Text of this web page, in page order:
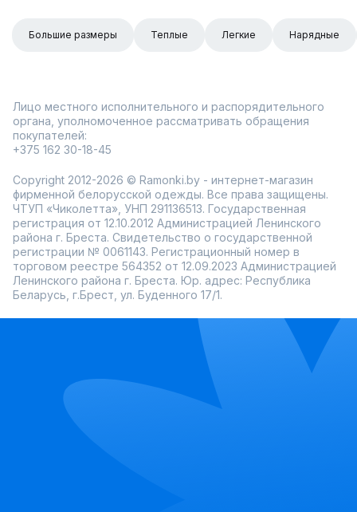
Большие размеры Теплые Легкие Нарядные
Лицо местного исполнительного и распорядительного
органа, уполномоченное рассматривать обращения
покупателей:
+375 162 30-18-45
Copyright 2012-2026 © Ramonki.by - интернет-магазин
фирменной белорусской одежды. Все права защищены.
ЧТУП «Чиколетта», УНП 291136513. Государственная
регистрация от 12.10.2012 Администрацией Ленинского
района г. Бреста. Свидетельство о государственной
регистрации № 0061143. Регистрационный номер в
торговом реестре 564352 от 12.09.2023 Администрацией
Ленинского района г. Бреста. Юр. адрес: Республика
Беларусь, г.Брест, ул. Буденного 17/1.